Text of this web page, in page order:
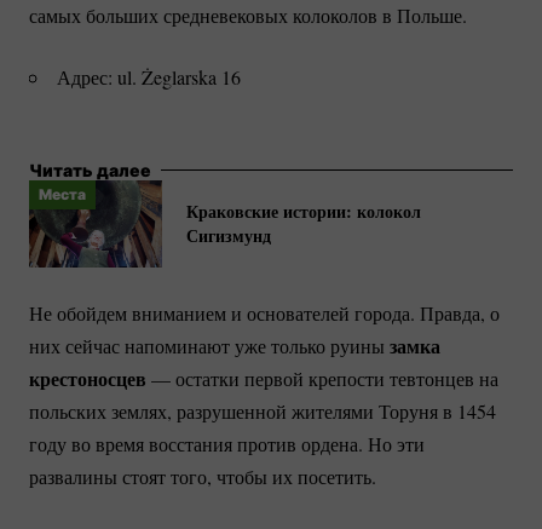
самых больших средневековых колоколов в Польше.
Адрес: ul. Żeglarska 16
Читать далее
Места
Краковские истории: колокол
Сигизмунд
Не обойдем вниманием и основателей города. Правда, о
них сейчас напоминают уже только руины замка
крестоносцев — остатки первой крепости тевтонцев на
польских землях, разрушенной жителями Торуня в 1454
году во время восстания против ордена. Но эти
развалины стоят того, чтобы их посетить.